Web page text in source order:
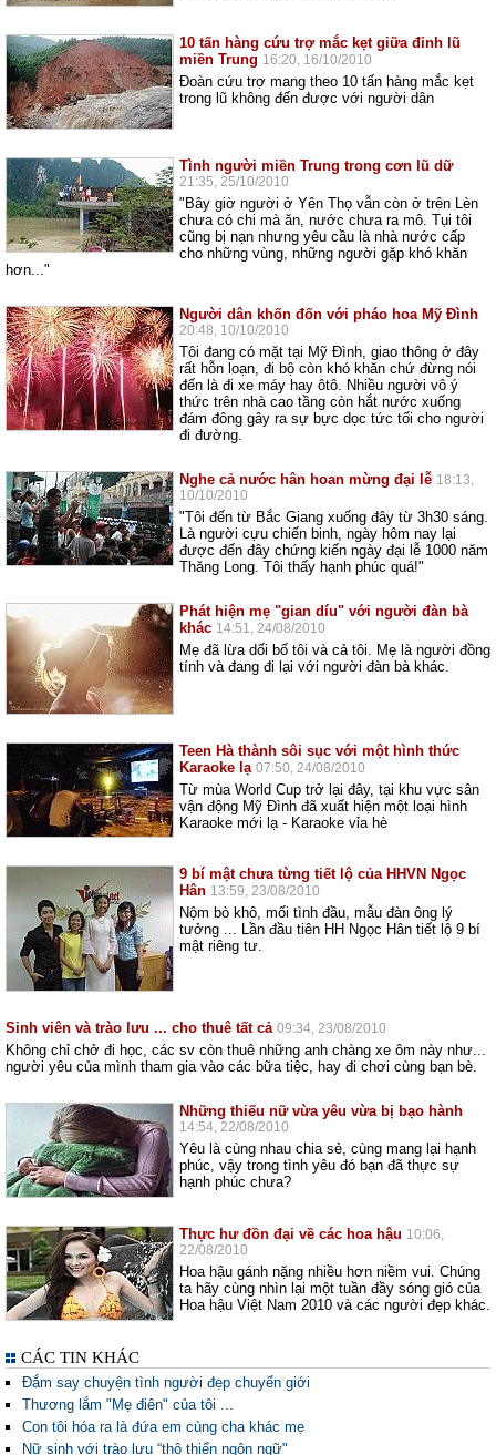
10 tấn hàng cứu trợ mắc kẹt giữa đỉnh lũ
miền Trung 16:20, 16/10/2010
Đoàn cứu trợ mang theo 10 tấn hàng mắc kẹt
trong lũ không đến được với người dân
Tình người miền Trung trong cơn lũ dữ
21:35, 25/10/2010
"Bây giờ người ở Yên Thọ vẫn còn ở trên Lèn
chưa có chi mà ăn, nước chưa ra mô. Tụi tôi
cũng bị nạn nhưng yêu cầu là nhà nước cấp
cho những vùng, những người gặp khó khăn
hơn..."
Người dân khốn đốn với pháo hoa Mỹ Đình
20:48, 10/10/2010
Tôi đang có mặt tại Mỹ Đình, giao thông ở đây
rất hỗn loạn, đi bộ còn khó khăn chứ đừng nói
đến là đi xe máy hay ôtô. Nhiều người vô ý
thức trên nhà cao tầng còn hắt nước xuống
đám đông gây ra sự bực dọc tức tối cho người
đi đường.
Nghe cả nước hân hoan mừng đại lễ 18:13,
10/10/2010
"Tôi đến từ Bắc Giang xuống đây từ 3h30 sáng.
Là người cựu chiến binh, ngày hôm nay lại
được đến đây chứng kiến ngày đại lễ 1000 năm
Thăng Long. Tôi thấy hạnh phúc quá!"
Phát hiện mẹ "gian díu" với người đàn bà
khác 14:51, 24/08/2010
Mẹ đã lừa dối bố tôi và cả tôi. Mẹ là người đồng
tính và đang đi lại với người đàn bà khác.
Teen Hà thành sôi sục với một hình thức
Karaoke lạ 07:50, 24/08/2010
Từ mùa World Cup trở lại đây, tại khu vực sân
vận động Mỹ Đình đã xuất hiện một loại hình
Karaoke mới lạ - Karaoke vỉa hè
9 bí mật chưa từng tiết lộ của HHVN Ngọc
Hân 13:59, 23/08/2010
Nộm bò khô, mối tình đầu, mẫu đàn ông lý
tưởng ... Lần đầu tiên HH Ngọc Hân tiết lộ 9 bí
mật riêng tư.
Sinh viên và trào lưu ... cho thuê tất cả 09:34, 23/08/2010
Không chỉ chở đi học, các sv còn thuê những anh chàng xe ôm này như...
người yêu của mình tham gia vào các bữa tiệc, hay đi chơi cùng bạn bè.
Những thiếu nữ vừa yêu vừa bị bạo hành
14:54, 22/08/2010
Yêu là cùng nhau chia sẻ, cùng mang lại hạnh
phúc, vậy trong tình yêu đó bạn đã thực sự
hạnh phúc chưa?
Thực hư đồn đại về các hoa hậu 10:06,
22/08/2010
Hoa hậu gánh nặng nhiều hơn niềm vui. Chúng
ta hãy cùng nhìn lại một tuần đầy sóng gió của
Hoa hậu Việt Nam 2010 và các người đẹp khác.
CÁC TIN KHÁC
Đắm say chuyện tình người đẹp chuyển giới
Thương lắm "Mẹ điên" của tôi ...
Con tôi hóa ra là đứa em cùng cha khác mẹ
Nữ sinh với trào lưu “thô thiển ngôn ngữ"